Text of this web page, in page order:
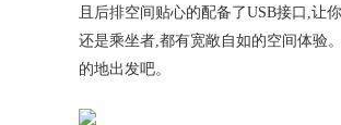
且后排空间贴心的配备了USB接口,让
还是乘坐者,都有宽敞自如的空间体验
的地出发吧。